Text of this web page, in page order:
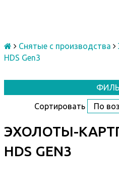
Снятые с производства
HDS Gen3
Сортировать
ЭХОЛОТЫ-
HDS GEN3